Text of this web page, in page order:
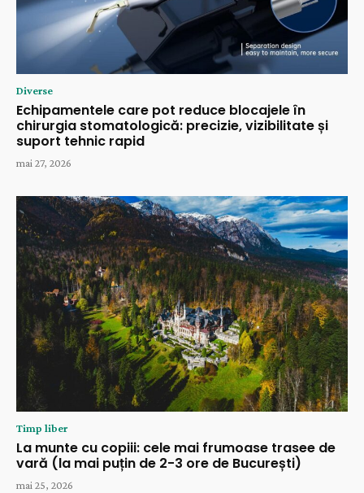
Diverse
Echipamentele care pot reduce blocajele în
chirurgia stomatologică: precizie, vizibilitate și
suport tehnic rapid
mai 27, 2026
Timp liber
La munte cu copiii: cele mai frumoase trasee de
vară (la mai puțin de 2-3 ore de București)
mai 25, 2026